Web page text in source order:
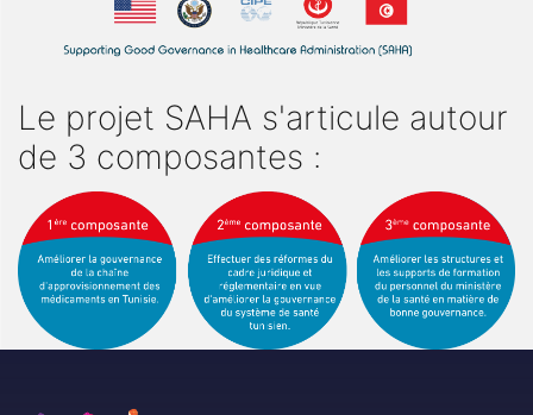
Le projet SAHA s'articule autour
de 3 composantes :